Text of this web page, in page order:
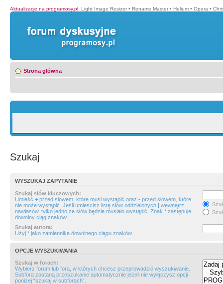
Aktualizacje na programosy.pl: Light Image Resizer • Rename Master • Helium • Opera •
Strona główna
Szukaj
WYSZUKAJ ZAPYTANIE
Szukaj słów kluczowych:
Umieść + przed słowem, które musi wystąpić oraz - przed słowem, które
nie może wystąpić. Jeśli umieścisz listę słów oddzielonych | wewnątrz
nawiasów, tylko jedno ze słów będzie musiało wystąpić. Znak * zastępuje
dowolny ciąg znaków.
Szukaj autora:
Użyj * jako zamiennika dowolnego ciągu znaków.
OPCJE WYSZUKIWANIA
Szukaj w forach:
Wybierz forum lub fora, w których chcesz przeprowadzić wyszukiwanie.
Subfora zostaną przeszukanie automatycznie jeżeli nie wyłączysz opcji
poniżej “szukaj w subforach“.